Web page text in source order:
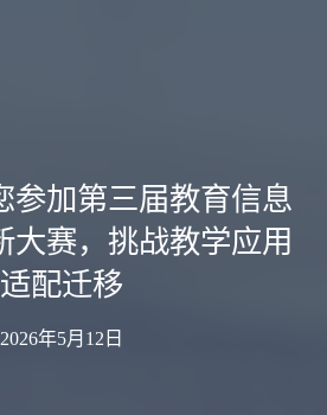
参加第三届教育信息
大赛，挑战教学应用
适配迁移
2026年5月12日